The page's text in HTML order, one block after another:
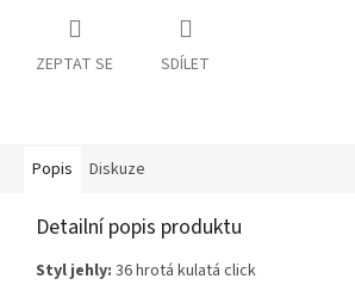
ZEPTAT SE SDÍLET
Popis Diskuze
Detailní popis produktu
Styl jehly: 36 hrotá kulatá click